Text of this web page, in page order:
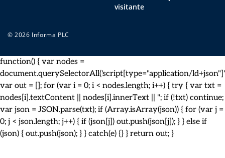
visitante
© 2026 Informa PLC
function() { var nodes =
document.querySelectorAll('script[type="application/
var out = []; for (var i = 0; i < nodes.length; i++) { try { var txt =
nodes[i].textContent || nodes[i].innerText || ''; if (!txt) continue;
var json = JSON.parse(txt); if (Array.isArray(json)) { for (var j =
0; j < json.length; j++) { if (json[j]) out.push(json[j]); } } else if
(json) { out.push(json); } } catch(e) {} } return out; }